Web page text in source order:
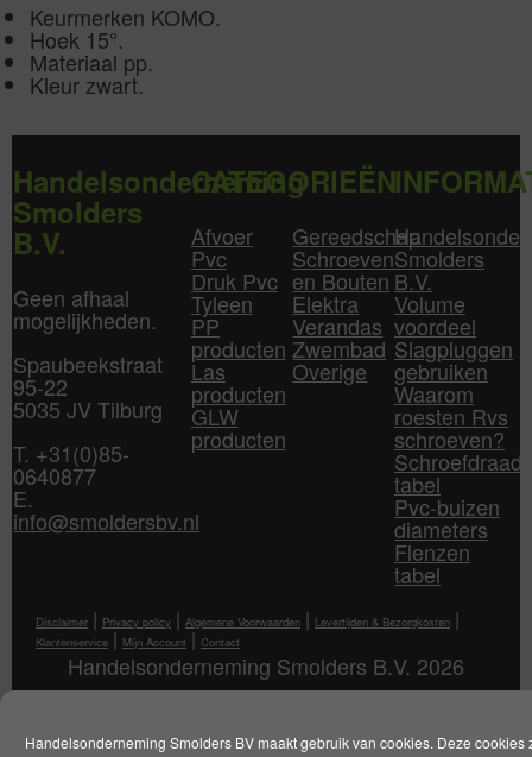
Handelsonderneming Smolders BV maakt gebruik van cookies. Deze cookies
Keurmerken KOMO.
Hoek 15°.
Materiaal pp.
Kleur zwart.
Handelsonderneming
Smolders
B.V.
Geen afhaal
mogelijkheden.
Spaubeekstraat
95-22
5035 JV Tilburg
T. +31(0)85-
0640877
E.
info@smoldersbv.nl
CATEGORIEËN
Afvoer
Pvc
Druk Pvc
Tyleen
PP
producten
Las
producten
GLW
producten
Gereedschap
Schroeven
en Bouten
Elektra
Verandas
Zwembad
Overige
Smolders
B.V.
Volume
voordeel
Slagpluggen
gebruiken
Waarom
roesten Rvs
schroeven?
Schroefdraad
tabel
Pvc-buizen
diameters
Flenzen
tabel
Disclaimer | Privacy policy | Algemene Voorwaarden | Levertijden & Bezorgkosten |
Klantenservice | Mijn Account | Contact
Handelsonderneming Smolders B.V. 2026